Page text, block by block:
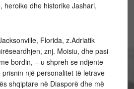
heroike dhe historike Jashari,
Florida, z.Adriatik
znj. Moisiu, dhe pasi
bordin, – u shpreh se ndjente
një personalitet të letrave
shqiptare në Diasporë dhe më